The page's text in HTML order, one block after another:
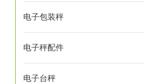
电子包装秤
电子秤配件
电子台秤